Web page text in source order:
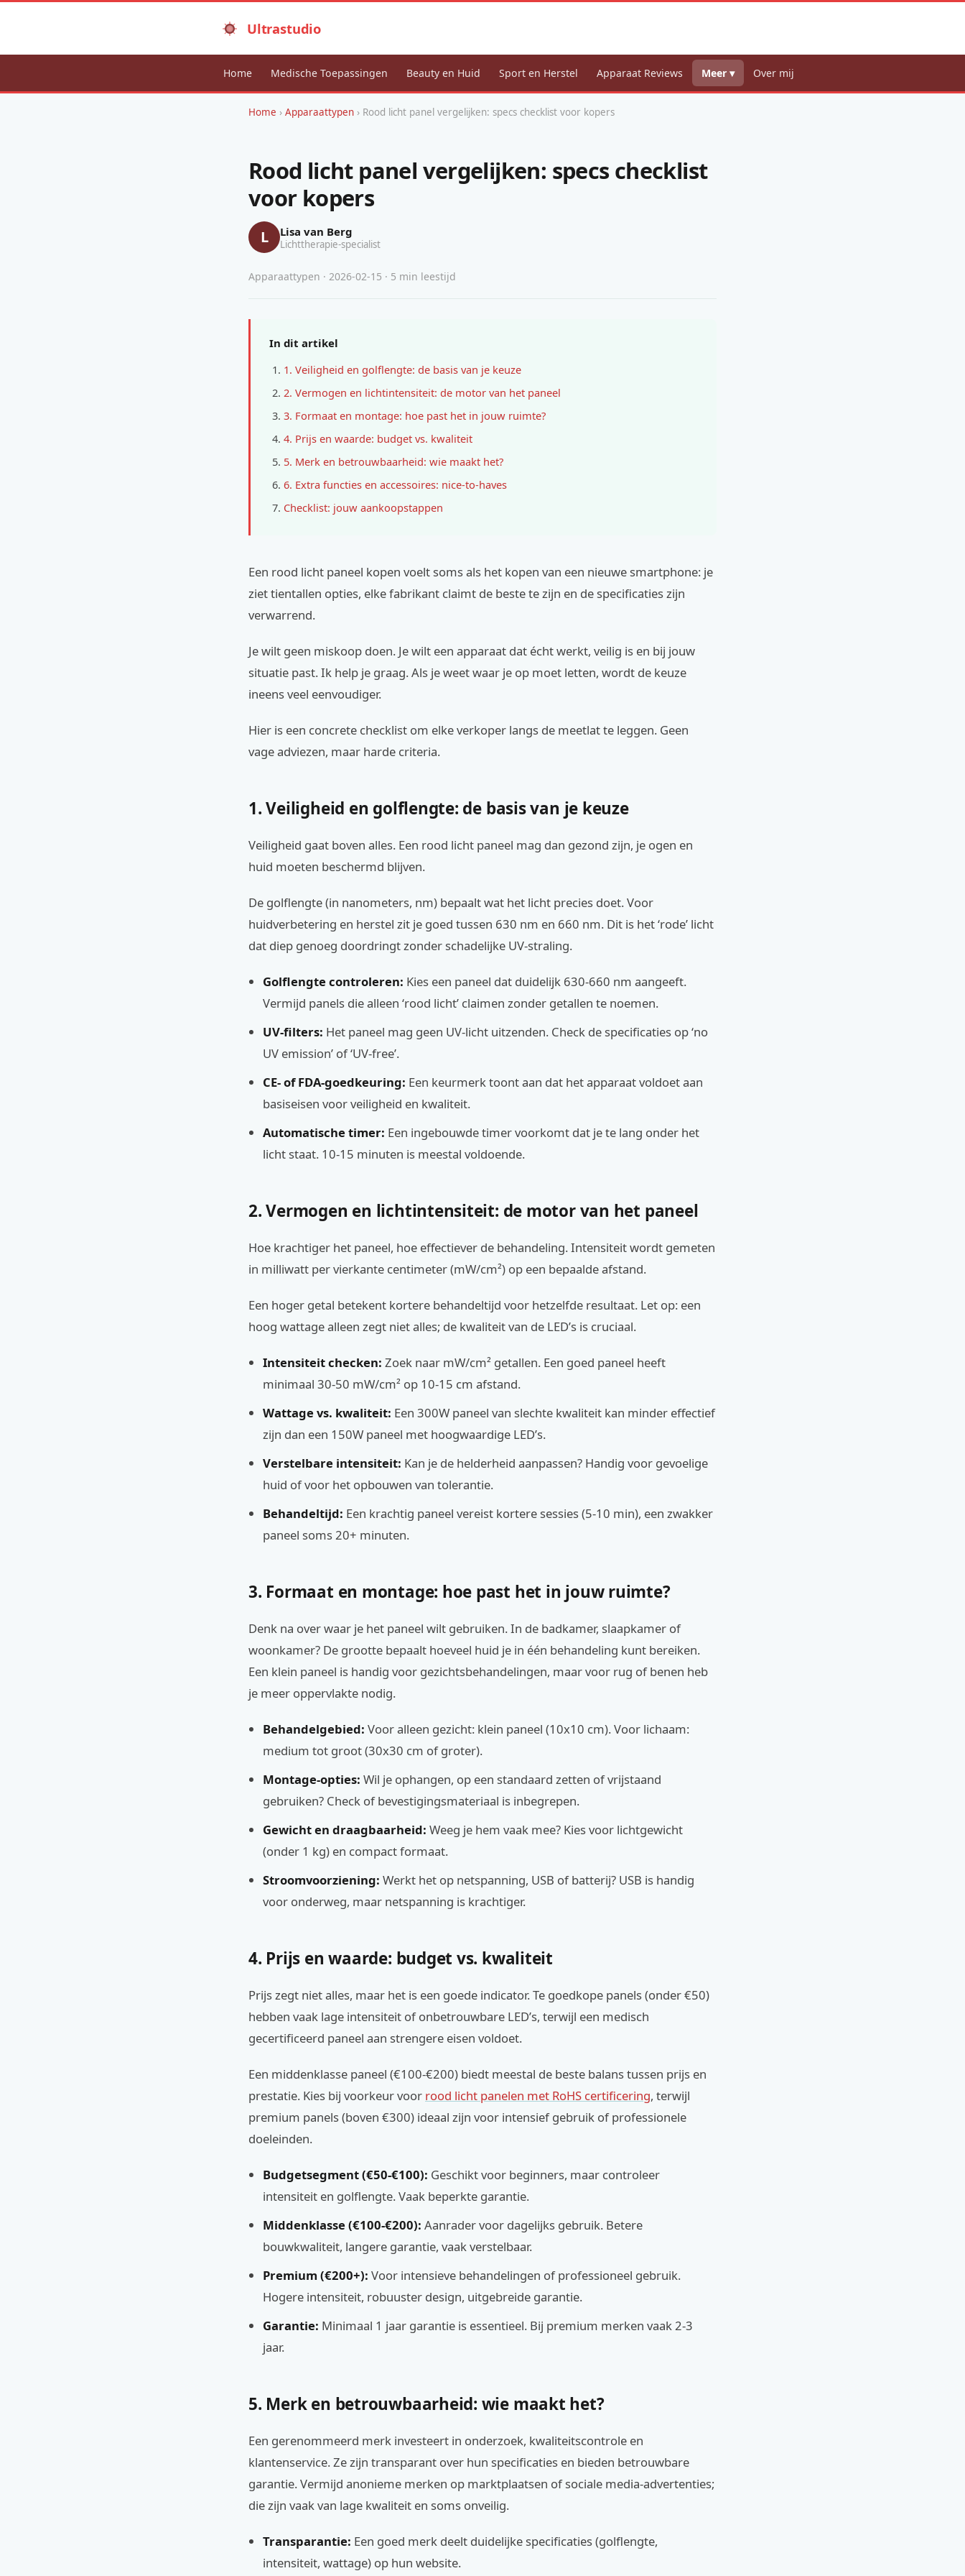
Ultrastudio
Home Medische Toepassingen Beauty en Huid Sport en Herstel Apparaat Reviews Meer ▾ Over mij
Home › Apparaattypen › Rood licht panel vergelijken: specs checklist voor kopers
Rood licht panel vergelijken: specs checklist
voor kopers
L Lisa van Berg
Lichttherapie-specialist
Apparaattypen · 2026-02-15 · 5 min leestijd
In dit artikel
1. Veiligheid en golflengte: de basis van je keuze
2. Vermogen en lichtintensiteit: de motor van het paneel
3. Formaat en montage: hoe past het in jouw ruimte?
4. Prijs en waarde: budget vs. kwaliteit
5. Merk en betrouwbaarheid: wie maakt het?
6. Extra functies en accessoires: nice-to-haves
Checklist: jouw aankoopstappen
Een rood licht paneel kopen voelt soms als het kopen van een nieuwe smartphone: je
ziet tientallen opties, elke fabrikant claimt de beste te zijn en de specificaties zijn
verwarrend.
Je wilt geen miskoop doen. Je wilt een apparaat dat écht werkt, veilig is en bij jouw
situatie past. Ik help je graag. Als je weet waar je op moet letten, wordt de keuze
ineens veel eenvoudiger.
Hier is een concrete checklist om elke verkoper langs de meetlat te leggen. Geen
vage adviezen, maar harde criteria.
1. Veiligheid en golflengte: de basis van je keuze
Veiligheid gaat boven alles. Een rood licht paneel mag dan gezond zijn, je ogen en
huid moeten beschermd blijven.
De golflengte (in nanometers, nm) bepaalt wat het licht precies doet. Voor
huidverbetering en herstel zit je goed tussen 630 nm en 660 nm. Dit is het ‘rode’ licht
dat diep genoeg doordringt zonder schadelijke UV-straling.
Golflengte controleren: Kies een paneel dat duidelijk 630-660 nm aangeeft.
Vermijd panels die alleen ‘rood licht’ claimen zonder getallen te noemen.
UV-filters: Het paneel mag geen UV-licht uitzenden. Check de specificaties op ‘no
UV emission’ of ‘UV-free’.
CE- of FDA-goedkeuring: Een keurmerk toont aan dat het apparaat voldoet aan
basiseisen voor veiligheid en kwaliteit.
Automatische timer: Een ingebouwde timer voorkomt dat je te lang onder het
licht staat. 10-15 minuten is meestal voldoende.
2. Vermogen en lichtintensiteit: de motor van het paneel
Hoe krachtiger het paneel, hoe effectiever de behandeling. Intensiteit wordt gemeten
in milliwatt per vierkante centimeter (mW/cm²) op een bepaalde afstand.
Een hoger getal betekent kortere behandeltijd voor hetzelfde resultaat. Let op: een
hoog wattage alleen zegt niet alles; de kwaliteit van de LED’s is cruciaal.
Intensiteit checken: Zoek naar mW/cm² getallen. Een goed paneel heeft
minimaal 30-50 mW/cm² op 10-15 cm afstand.
Wattage vs. kwaliteit: Een 300W paneel van slechte kwaliteit kan minder effectief
zijn dan een 150W paneel met hoogwaardige LED’s.
Verstelbare intensiteit: Kan je de helderheid aanpassen? Handig voor gevoelige
huid of voor het opbouwen van tolerantie.
Behandeltijd: Een krachtig paneel vereist kortere sessies (5-10 min), een zwakker
paneel soms 20+ minuten.
3. Formaat en montage: hoe past het in jouw ruimte?
Denk na over waar je het paneel wilt gebruiken. In de badkamer, slaapkamer of
woonkamer? De grootte bepaalt hoeveel huid je in één behandeling kunt bereiken.
Een klein paneel is handig voor gezichtsbehandelingen, maar voor rug of benen heb
je meer oppervlakte nodig.
Behandelgebied: Voor alleen gezicht: klein paneel (10x10 cm). Voor lichaam:
medium tot groot (30x30 cm of groter).
Montage-opties: Wil je ophangen, op een standaard zetten of vrijstaand
gebruiken? Check of bevestigingsmateriaal is inbegrepen.
Gewicht en draagbaarheid: Weeg je hem vaak mee? Kies voor lichtgewicht
(onder 1 kg) en compact formaat.
Stroomvoorziening: Werkt het op netspanning, USB of batterij? USB is handig
voor onderweg, maar netspanning is krachtiger.
4. Prijs en waarde: budget vs. kwaliteit
Prijs zegt niet alles, maar het is een goede indicator. Te goedkope panels (onder €50)
hebben vaak lage intensiteit of onbetrouwbare LED’s, terwijl een medisch
gecertificeerd paneel aan strengere eisen voldoet.
Een middenklasse paneel (€100-€200) biedt meestal de beste balans tussen prijs en
prestatie. Kies bij voorkeur voor rood licht panelen met RoHS certificering, terwijl
premium panels (boven €300) ideaal zijn voor intensief gebruik of professionele
doeleinden.
Budgetsegment (€50-€100): Geschikt voor beginners, maar controleer
intensiteit en golflengte. Vaak beperkte garantie.
Middenklasse (€100-€200): Aanrader voor dagelijks gebruik. Betere
bouwkwaliteit, langere garantie, vaak verstelbaar.
Premium (€200+): Voor intensieve behandelingen of professioneel gebruik.
Hogere intensiteit, robuuster design, uitgebreide garantie.
Garantie: Minimaal 1 jaar garantie is essentieel. Bij premium merken vaak 2-3
jaar.
5. Merk en betrouwbaarheid: wie maakt het?
Een gerenommeerd merk investeert in onderzoek, kwaliteitscontrole en
klantenservice. Ze zijn transparant over hun specificaties en bieden betrouwbare
garantie. Vermijd anonieme merken op marktplaatsen of sociale media-advertenties;
die zijn vaak van lage kwaliteit en soms onveilig.
Transparantie: Een goed merk deelt duidelijke specificaties (golflengte,
intensiteit, wattage) op hun website.